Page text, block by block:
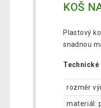
KOŠ
Plastový
snadnou
Technické
rozměr
materiál: